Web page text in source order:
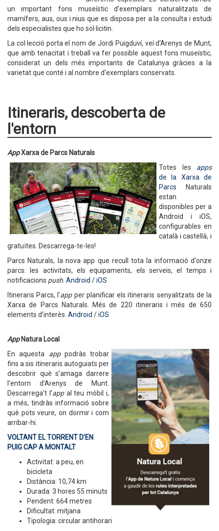
un important fons museístic d'exemplars naturalitzats de
mamífers, aus, ous i nius que es disposa per a la consulta i estudi
dels especialistes que ho sol·licitin.
La col·lecció porta el nom de Jordi Puigduví, veí d'Arenys de Munt,
que amb tenacitat i treball va fer possible aquest fons museístic,
considerat un dels més importants de Catalunya gràcies a la
varietat que conté i al nombre d'exemplars conservats.
Itineraris, descoberta de
l'entorn
AppXarxa de Parcs Naturals
Totes les apps
de la Xarxa de
Parcs Naturals
estan
disponibles per a
Android i iOS,
configurables en
català i castellà, i
gratuïtes. Descarrega-te-les!
Parcs Naturals, la nova app que recull tota la informació d'onze
parcs: les activitats, els equipaments, els serveis, el temps i
notificacions push Android /iOS
Itineraris Parcs, l'appper planificar els itineraris senyalitzats de la
Xarxa de Parcs Naturals. Més de 220 itineraris i més de 650
elements d'interès. Android /iOS
AppNatura Local
En aquesta app podràs trobar
fins a sis itineraris autoguiats per
descobrir què s’amaga darrere
l’entorn d’Arenys de Munt.
Descarrega’t l’app al teu mòbil i,
a més, tindràs informació sobre
què pots veure, on dormir i com
arribar-hi.
VOLTANT EL TORRENT D’EN
PUIG CAP A MONTALT
Activitat: a peu, en
bicicleta
Distància: 10,74 km
Durada: 3 hores 55 minuts
Pendent: 664 metres
Dificultat: mitjana
Tipologia: circular antihorari